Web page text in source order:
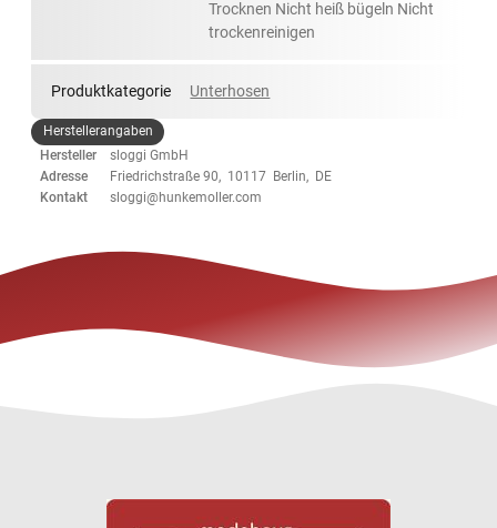
Trocknen Nicht heiß bügeln Nicht
trockenreinigen
Produktkategorie Unterhosen
Herstellerangaben
Hersteller
sloggi GmbH
Adresse
Friedrichstraße 90, 10117 Berlin, DE
Kontakt
sloggi@hunkemoller.com